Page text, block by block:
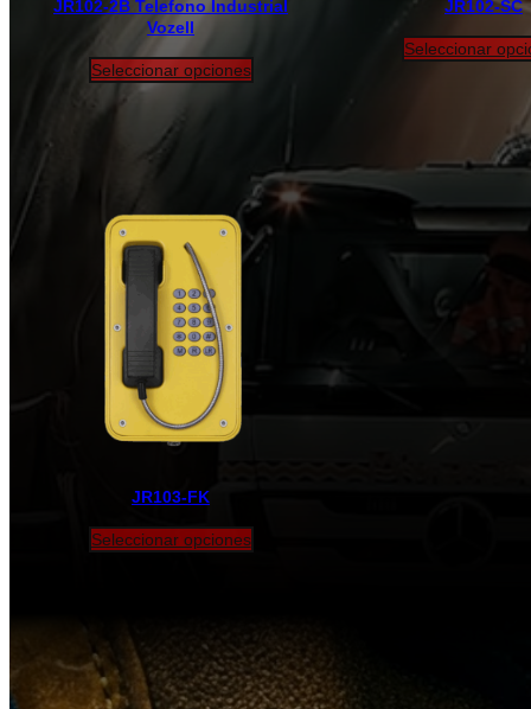
JR102-2B Telefono Industrial
Vozell
Seleccionar opciones
JR102-SC
Seleccionar
JR103-FK
Seleccionar opciones